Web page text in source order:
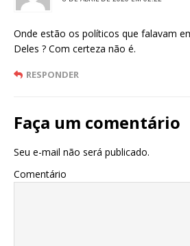
Onde estão os políticos que falavam
Deles ? Com certeza não é.
RESPONDER
Faça um comentário
Seu e-mail não será publicado.
Comentário